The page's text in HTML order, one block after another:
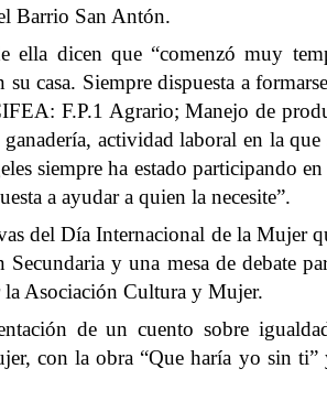
Barrio San Antón.
ella dicen que “comenzó muy
casa. Siempre dispuesta a
F.P.1 Agrario; Manejo de
actividad laboral en la
siempre ha estado participando
a ayudar a quien la necesite”.
del Día Internacional de la Mujer
y una mesa de debate
la Asociación Culturay Mujer.
de un cuento sobre
con la obra “Que haría yo sin